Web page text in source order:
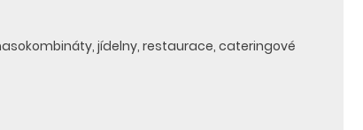
jídelny, restaurace, cateringové